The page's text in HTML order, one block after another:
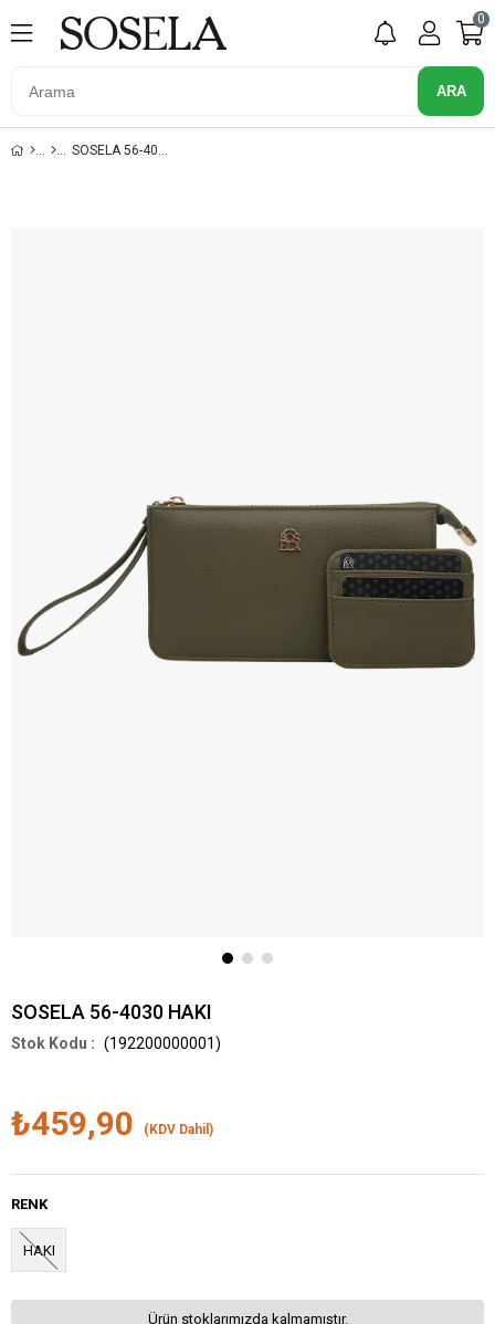
0
SOSELA 56-4030 HAKI
SOSELA 56-4030 HAKI
(192200000001)
₺459,90 (KDV Dahil)
RENK
HAKI
Ürün stoklarımızda kalmamıştır.